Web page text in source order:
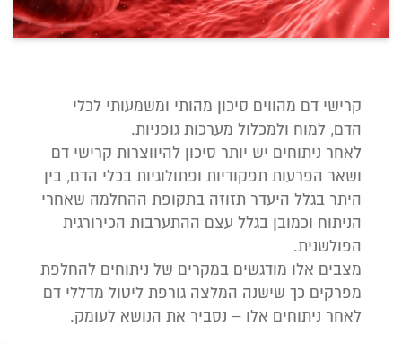
קרישי דם מהווים סיכון מהותי ומשמעותי לכלי
הדם, למוח ולמכלול מערכות גופניות.
לאחר ניתוחים יש יותר סיכון להיווצרות קרישי דם
ושאר הפרעות תפקודיות ופתולוגיות בכלי הדם, בין
היתר בגלל היעדר תזוזה בתקופת ההחלמה שאחרי
הניתוח וכמובן בגלל עצם ההתערבות הכירורגית
הפולשנית.
מצבים אלו מודגשים במקרים של ניתוחים להחלפת
מפרקים כך שישנה המלצה גורפת ליטול מדללי דם
לאחר ניתוחים אלו – נסביר את הנושא לעומק.